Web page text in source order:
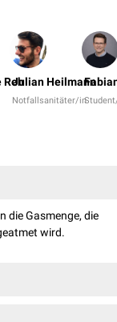
Reh
Julian Heilmann
Notfallsanitäter/in
die Gasmenge, die
wird.